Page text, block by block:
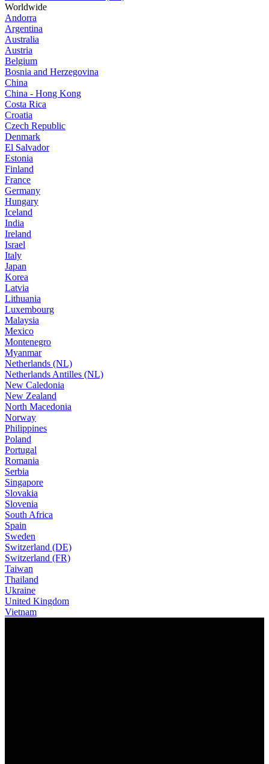
Worldwide
Andorra
Argentina
Australia
Austria
Belgium
Bosnia and Herzegovina
China
China - Hong Kong
Costa Rica
Croatia
Czech Republic
Denmark
El Salvador
Estonia
Finland
France
Germany
Hungary
Iceland
India
Ireland
Israel
Italy
Japan
Korea
Latvia
Lithuania
Luxembourg
Malaysia
Mexico
Montenegro
Myanmar
Netherlands (NL)
Netherlands Antilles (NL)
New Caledonia
New Zealand
North Macedonia
Norway
Philippines
Poland
Portugal
Romania
Serbia
Singapore
Slovakia
Slovenia
South Africa
Spain
Sweden
Switzerland (DE)
Switzerland (FR)
Taiwan
Thailand
Ukraine
United Kingdom
Vietnam